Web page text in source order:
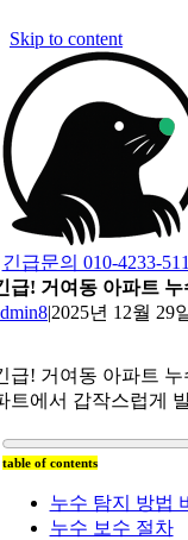
Skip to content
긴급문의 010-4233-
급! 거여동 아파트 누
|2025년 12월 29
급! 거여동 아파트 누
트에서 갑작스럽게
table of contents
누수 탐지 방법
누수 보수 절차